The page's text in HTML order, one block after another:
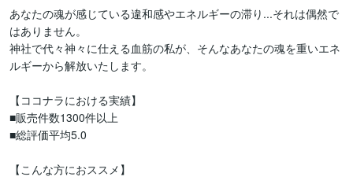
あなたの魂が感じている違和感やエネルギーの滞り...それは偶然で
はありません。
神社で代々神々に仕える血筋の私が、そんなあなたの魂を重いエネ
ルギーから解放いたします。
【ココナラにおける実績】
■販売件数1300件以上
■総評価平均5.0
【こんな方におススメ】